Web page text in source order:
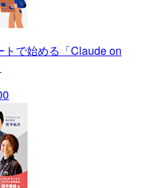
トで始める「Claude on